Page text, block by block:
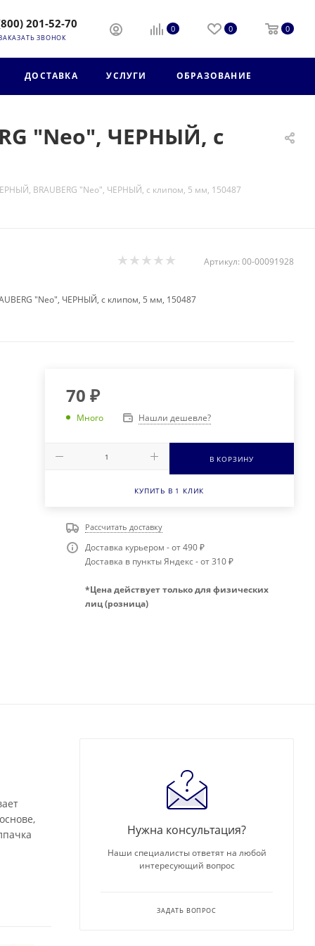
201-52-70
ЗВОНОК
0 0 0
ДОСТАВКА УСЛУГИ ОБРАЗОВАНИЕ
"Neo", ЧЕРНЫЙ, с
BRAUBERG "Neo", ЧЕРНЫЙ, с клипом, 5 мм, 150487
Артикул: 00-00091928
"Neo", ЧЕРНЫЙ, с клипом, 5 мм, 150487
70 ₽
Много Нашли дешевле?
В КОРЗИНУ
КУПИТЬ В 1 КЛИК
Рассчитать доставку
Доставка курьером - от 490 ₽
Доставка в пункты Яндекс - от 310 ₽
*Цена действует только для физических
лиц (розница)
Нужна консультация?
Наши специалисты ответят на любой
интересующий вопрос
ЗАДАТЬ ВОПРОС